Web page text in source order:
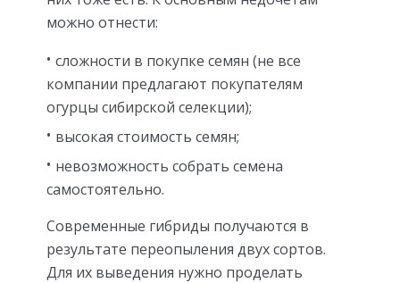
можно отнести:
сложности в покупке семян (не все
компании предлагают покупателям
огурцы сибирской селекции);
высокая стоимость семян;
невозможность собрать семена
самостоятельно.
Современные гибриды получаются в
результате переопыления двух сортов.
Для их выведения нужно проделать